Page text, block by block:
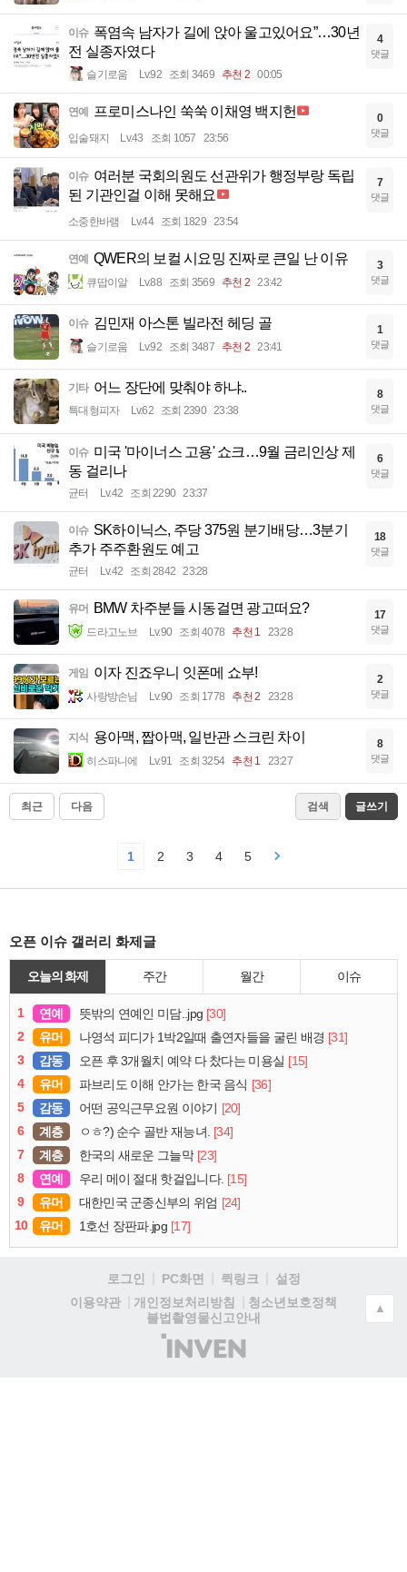
이슈 폭염속 남자가 길에 앉아 울고있어요”…30년
전 실종자였다
슬기로움 Lv.92 조회 3469 추천 2 00:05
4
댓글
연예 프로미스나인 쑥쑥 이채영 백지헌
입술돼지 Lv.43 조회 1057 23:56
0
댓글
이슈 여러분 국회의원도 선관위가 행정부랑 독립
된 기관인걸 이해 못해요
소중한바램 Lv.44 조회 1829 23:54
7
댓글
연예 QWER의 보컬 시요밍 진짜로 큰일 난 이유
큐땁이알 Lv.88 조회 3569 추천 2 23:42
3
댓글
이슈 김민재 아스톤 빌라전 헤딩 골
슬기로움 Lv.92 조회 3487 추천 2 23:41
1
댓글
기타 어느 장단에 맞춰야 하냐..
특대형피자 Lv.62 조회 2390 23:38
8
댓글
이슈 미국 '마이너스 고용' 쇼크…9월 금리인상 제
동 걸리나
균터 Lv.42 조회 2290 23:37
6
댓글
이슈 SK하이닉스, 주당 375원 분기배당…3분기
추가 주주환원도 예고
균터 Lv.42 조회 2842 23:28
18
댓글
유머 BMW 차주분들 시동걸면 광고떠요?
드라고노브 Lv.90 조회 4078 추천 1 23:28
17
댓글
게임 이자 진죠우니 잇폰메 쇼부!
사랑방손님 Lv.90 조회 1778 추천 2 23:28
2
댓글
지식 용아맥, 짭아맥, 일반관 스크린 차이
히스파니에 Lv.91 조회 3254 추천 1 23:27
8
댓글
최근 다음 검색 글쓰기
1 2 3 4 5
오픈 이슈 갤러리 화제글
오늘의 화제 주간 월간 이슈
1 연예 뜻밖의 연예인 미담..jpg [30]
2
유머 나영석 피디가 1박2일때 출연자들을 굴린 배경 [31]
3
감동 오픈 후 3개월치 예약 다 찼다는 미용실 [15]
4
유머 파브리도 이해 안가는 한국 음식 [36]
5
감동 어떤 공익근무요원 이야기
[20]
6
계층 ㅇㅎ?) 순수 골반 재능녀. [34]
7
계층 한국의 새로운 그늘막 [23]
8
연예 우리 메이 절대 핫걸입니다. [15]
9
유머 대한민국 군종신부의 위엄 [24]
10
유머 1호선 장판파.jpg [17]
로그인 PC화면 퀵링크
설정
이용약관
개인정보처리방침
청소년보호정책
불법촬영물신고안내
(주)
인
▲